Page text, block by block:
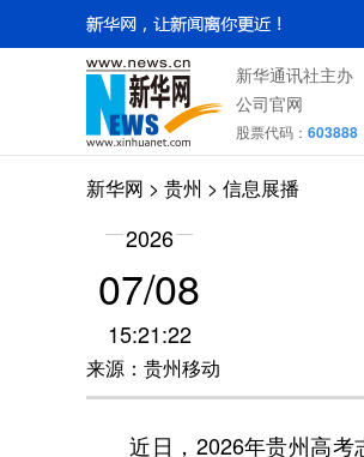
新华通讯社主办
公司官网
股票代码： 603888
新华网 > 贵州 > 信息展播
2026
07/08
15:21:22
来源：贵州移动
近日，2026年贵州高考